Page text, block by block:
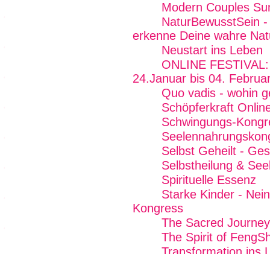
Modern Couples
NaturBewusstSein
erkenne Deine wahre
Neustart ins Leben
ONLINE
24.Januar bis 04.
Quo vadis - wohin
Schöpferkraft
Schwingungs-
Selbst Geheilt -
Selbstheilung &
Spirituelle Essenz
Starke Kinder -
Kongress
The Sacred
The Spirit of